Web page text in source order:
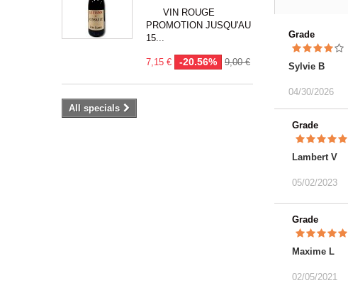
VIN ROUGE
PROMOTION JUSQU'AU
15...
7,15 € -20.56% 9,00 €
All specials
Grade
Sylvie B
04/30/2026
Grade
Lambert V
05/02/2023
Grade
Maxime L
02/05/2021